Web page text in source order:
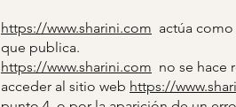
https://www.sharini.com actúa
que publica.
https://www.sharini.com no se hace
acceder al sitio web https://